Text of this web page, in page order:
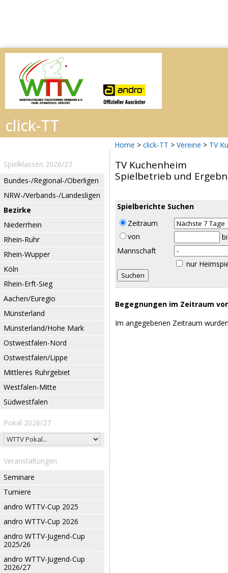
Home > click-TT > Vereine > TV
Spielklassen 2026/27
Bundes-/Regional-/Oberligen
NRW-/Verbands-/Landesligen
Bezirke
Niederrhein
Rhein-Ruhr
Rhein-Wupper
Köln
Rhein-Erft-Sieg
Aachen/Euregio
Münsterland
Münsterland/Hohe Mark
Ostwestfalen-Nord
Ostwestfalen/Lippe
Mittleres Ruhrgebiet
Westfalen-Mitte
Südwestfalen
Pokal 2026/27
Veranstaltungen
Seminare
Turniere
andro WTTV-Cup 2025
andro WTTV-Cup 2026
andro WTTV-Jugend-Cup
2025/26
andro WTTV-Jugend-Cup
2026/27
TV Kuchenheim
Spielbetrieb und
Spielberichte Suchen
Zeitraum
von
Mannschaft
nur
Begegnungen im Zeitraum
Im angegebenen Zeitraum